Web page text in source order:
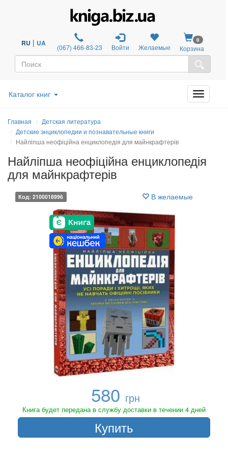
RU | UA (067) 466-83-23 Войти Желаемые
0
Корзина
Каталог книг
Главная
Детская литература
Детские энциклопедии и познавательные книги
Найліпша неофіційна енциклопедія для майнкрафтерів
Найліпша неофіційна енциклопедія
для майнкрафтерів
Код: 2100018996 В желаемые
580 грн
Книга будет передана в службу доставки в течении 4 дней
Купить